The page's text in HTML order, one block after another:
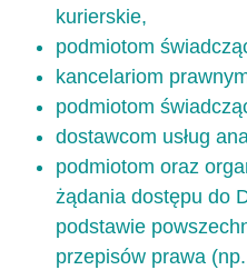
kurierskie,
podmiotom
kancelariom
podmiotom
dostawcom usług
podmiotom oraz
żądania dostępu do
podstawie
przepisów prawa